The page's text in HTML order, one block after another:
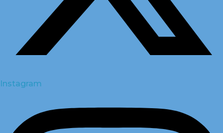
Instagram